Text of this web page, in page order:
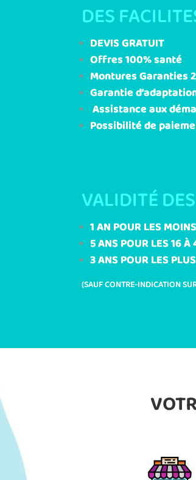
DES
DEVIS GRATUIT
Offres 100% santé
Montures Garanties
Garantie
Assistance aux
Possibilité de
VALIDITÉ
1 AN POUR LES
5 ANS POUR LES 16 À
3 ANS POUR LES
(SAUF CONTRE-INDICATION